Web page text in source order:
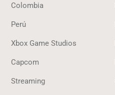
Colombia
Perú
Xbox Game Studios
Capcom
Streaming